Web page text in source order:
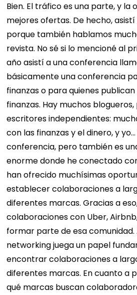
Bien. El tráfico es una parte, y
mejores ofertas. De hecho,
porque también hablamos
revista. No sé si lo mencioné al
año asistí a una conferencia
básicamente una conferencia
finanzas o para quienes
finanzas. Hay muchos
escritores independientes:
con las finanzas y el dinero, y
conferencia, pero también es
enorme donde he conectado
han ofrecido muchísimas
establecer colaboraciones a
diferentes marcas. Gracias a
colaboraciones con Uber,
formar parte de esa comunidad.
networking juega un papel
encontrar colaboraciones a
diferentes marcas. En cuanto a
qué marcas buscan